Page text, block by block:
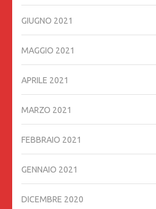
GIUGNO 2021
MAGGIO 2021
APRILE 2021
MARZO 2021
FEBBRAIO 2021
GENNAIO 2021
DICEMBRE 2020